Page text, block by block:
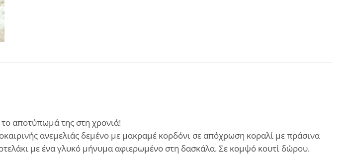
αποτύπωμά της στη χρονιά!
ανεμελιάς δεμένο με μακραμέ κορδόνι σε απόχρωση κοραλί με πράσινα
με ένα γλυκό μήνυμα αφιερωμένο στη δασκάλα. Σε κομψό κουτί δώρου.